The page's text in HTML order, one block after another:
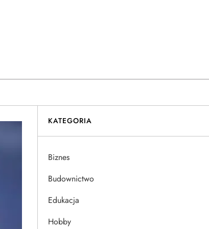
KATEGORIA
Biznes
Budownictwo
Edukacja
Hobby